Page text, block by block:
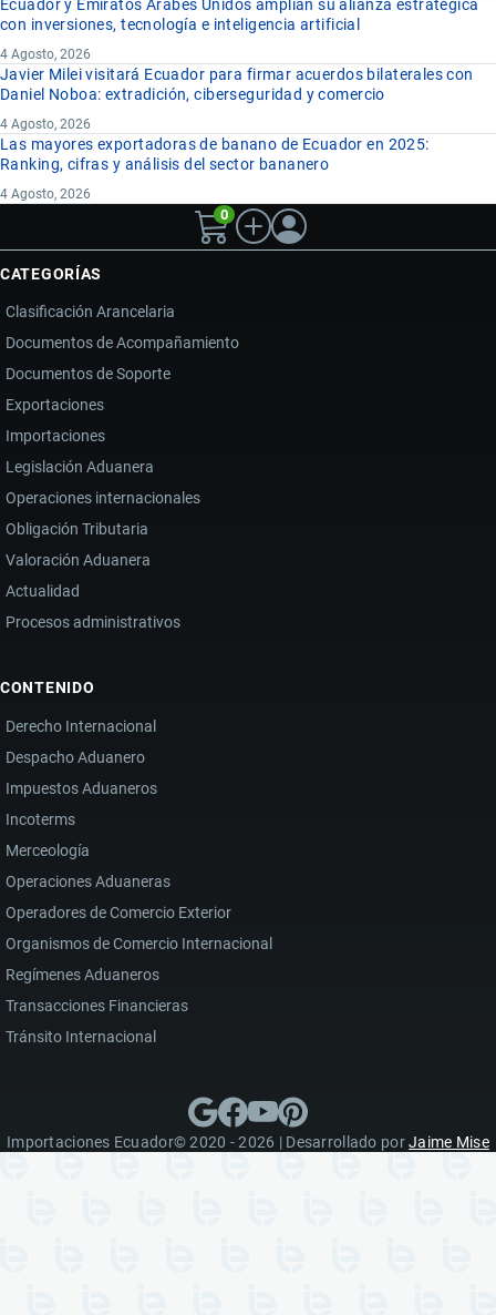
Ecuador y Emiratos Árabes Unidos amplían su alianza estratégica
con inversiones, tecnología e inteligencia artificial
4 Agosto, 2026
Javier Milei visitará Ecuador para firmar acuerdos bilaterales con
Daniel Noboa: extradición, ciberseguridad y comercio
4 Agosto, 2026
Las mayores exportadoras de banano de Ecuador en 2025:
Ranking, cifras y análisis del sector bananero
4 Agosto, 2026
0
CATEGORÍAS
Clasificación Arancelaria
Documentos de Acompañamiento
Documentos de Soporte
Exportaciones
Importaciones
Legislación Aduanera
Operaciones internacionales
Obligación Tributaria
Valoración Aduanera
Actualidad
Procesos administrativos
CONTENIDO
Derecho Internacional
Despacho Aduanero
Impuestos Aduaneros
Incoterms
Merceología
Operaciones Aduaneras
Operadores de Comercio Exterior
Organismos de Comercio Internacional
Regímenes Aduaneros
Transacciones Financieras
Tránsito Internacional
Importaciones Ecuador© 2020 - 2026 | Desarrollado porJaime Mise